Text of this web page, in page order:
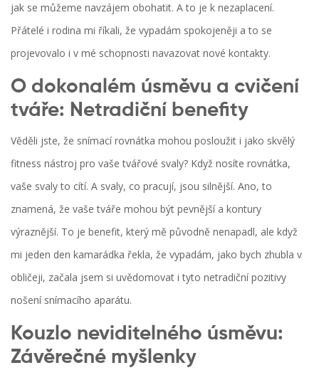
jak se můžeme navzájem obohatit. A to je k nezaplacení.
Přátelé i rodina mi říkali, že vypadám spokojeněji a to se
projevovalo i v mé schopnosti navazovat nové kontakty.
O dokonalém úsměvu a cvičení
tváře: Netradiční benefity
Věděli jste, že snímací rovnátka mohou posloužit i jako skvělý
fitness nástroj pro vaše tvářové svaly? Když nosíte rovnátka,
vaše svaly to cítí. A svaly, co pracují, jsou silnější. Ano, to
znamená, že vaše tváře mohou být pevnější a kontury
výraznější. To je benefit, který mě původně nenapadl, ale když
mi jeden den kamarádka řekla, že vypadám, jako bych zhubla v
obličeji, začala jsem si uvědomovat i tyto netradiční pozitivy
nošení snímacího aparátu.
Kouzlo neviditelného úsměvu:
Závěrečné myšlenky